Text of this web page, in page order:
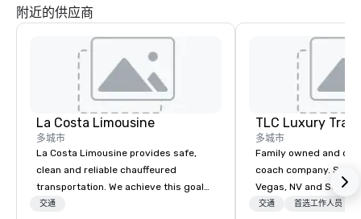
附近的供应商
La Costa Limousine
多城市
La Costa Limousine provides safe,
clean and reliable chauffeured
transportation. We achieve this goal
with highly trained chauffeurs, the
交通
TLC Luxury
多城市
Family owned and
coach company.
Vegas, NV and
areas. Please visit
交通 首选工作人员